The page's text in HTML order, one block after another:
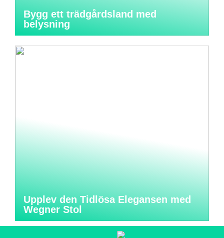
Bygg ett trädgårdsland med
belysning
Upplev den Tidlösa Elegansen med
Wegner Stol